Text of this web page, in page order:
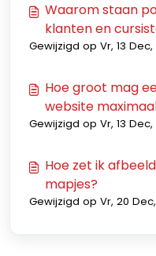
Waarom staan
klanten en
Gewijzigd op Vr, 13 Dec,
Hoe groot mag
website
Gewijzigd op Vr, 13 Dec,
Hoe zet ik
mapjes?
Gewijzigd op Vr, 20